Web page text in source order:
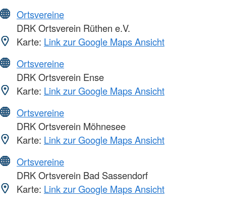
Ortsvereine
DRK Ortsverein Rüthen e.V.
Karte: Link zur Google Maps Ansicht
Ortsvereine
DRK Ortsverein Ense
Karte: Link zur Google Maps Ansicht
Ortsvereine
DRK Ortsverein Möhnesee
Karte: Link zur Google Maps Ansicht
Ortsvereine
DRK Ortsverein Bad Sassendorf
Karte: Link zur Google Maps Ansicht